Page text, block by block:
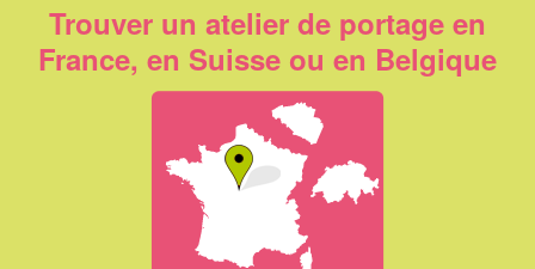
Trouver un atelier de portage en
France, en Suisse ou en Belgique